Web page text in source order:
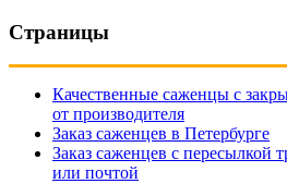
Страницы
Качественные саженцы с
от производителя
Заказ саженцев в Петербурге
Заказ саженцев с пересылкой
или почтой